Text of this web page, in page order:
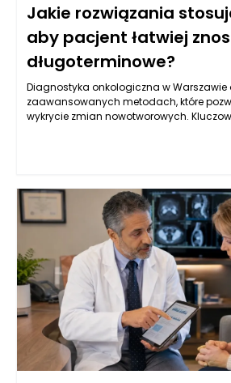
Jakie rozwiązania
aby pacjent łatwiej
długoterminowe?
Diagnostyka onkologiczna w Warszawie
zaawansowanych metodach, które
wykrycie zmian nowotworowych.
tym oznaczenia markerów
wskazywać na obecność choroby. W
postępowi w dziedzinie genetyki, coraz
również badania molekularne, które
genów związanych z nowotworami, co
spersonalizowane podejście do leczenia.
zrozumienie, że wczesne wykrycie
skuteczne leczenie oraz poprawia